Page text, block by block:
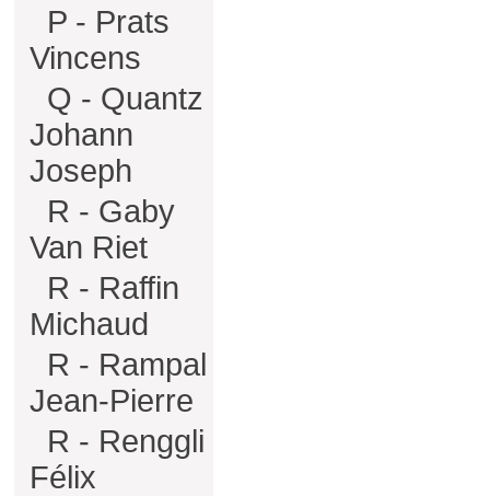
P - Prats
Vincens
Q - Quantz
Johann
Joseph
R - Gaby
Van Riet
R - Raffin
Michaud
R - Rampal
Jean-Pierre
R - Renggli
Félix